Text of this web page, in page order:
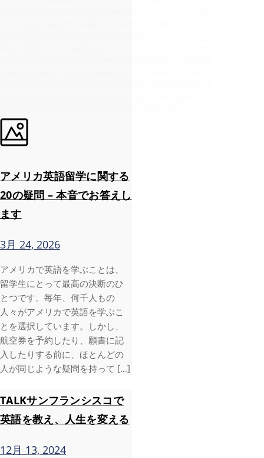
アメリカ英語留学に関する
20の疑問 – 本音でお答えし
ます
3月 24, 2026
アメリカで英語を学ぶことは、
留学生にとって最高の決断のひ
とつです。毎年、何千人もの
人々がアメリカで英語を学ぶこ
とを選択しています。しかし、
航空券を予約したり、願書に記
入したりする前に、ほとんどの
人が同じような疑問を持って […]
TALKサンフランシスコで
英語を教え、人生を変える
12月 13, 2024